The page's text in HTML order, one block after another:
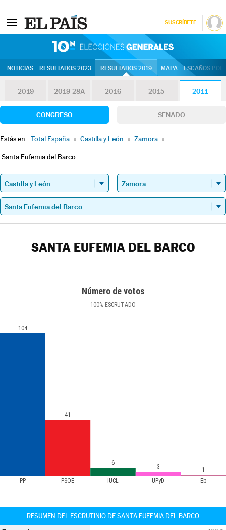
SUSCRÍBETE
NOTICIAS RESULTADOS 2023 RESULTADOS 2019 MAPA ESCAÑOS
2019 2019-28A 2016 2015 2011
CONGRESO SENADO
Estás en: Total España » Castilla y León » Zamora »
Santa Eufemia del Barco
SANTA EUFEMIA DEL BARCO
Número de votos
100% ESCRUTADO
PP PSOE IUCL UPyD Eb
104
41
6
3 1
RESUMEN DEL ESCRUTINIO DE SANTA EUFEMIA DEL BARCO